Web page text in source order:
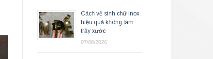
Cách vệ sinh chữ inox
hiệu quả không làm
trầy xước
07/08/2026